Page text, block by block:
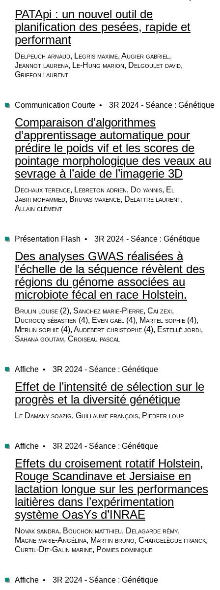
PATApi : un nouvel outil de
planification des pesées, rapide et
performant
Delpeuch arnaud, Legris maxime, Augier gabriel,
Jeannot laurena, Le-Hung marion, Delgoulet david,
Griffon laurent
Communication Courte • 3R 2024 - Séance : Génétique
Comparaison d’algorithmes
d’apprentissage automatique pour
prédire le poids vif et les scores de
pointage morphologique des veaux au
sevrage à l’aide de l’imagerie 3D
Dechaux terence, Lebreton adrien, Do yannis, El
Jabri mohammed, Bruyas maxence, Delattre laurent,
Allain clément
Présentation Flash • 3R 2024 - Séance : Génétique
Des analyses GWAS réalisées à
l’échelle de la séquence révèlent des
régions du génome associées au
microbiote fécal en race Holstein.
Brulin louise (2), Sanchez marie-Pierre, Cai zexi,
Ducrocq sébastien (4), Even gaël (4), Martel sophie (4),
Merlin sophie (4), Audebert christophe (4), Estellé jordi,
Sahana goutam, Croiseau pascal
Affiche • 3R 2024 - Séance : Génétique
Effet de l’intensité de sélection sur le
progrès et la diversité génétique
Le Damany soazig, Guillaume françois, Piedfer loup
Affiche • 3R 2024 - Séance : Génétique
Effets du croisement rotatif Holstein,
Rouge Scandinave et Jersiaise en
lactation longue sur les performances
laitières dans l’expérimentation
système OasYs d’INRAE
Novak sandra, Bouchon matthieu, Delagarde rémy,
Magne marie-Angélina, Martin bruno, Chargelègue franck,
Curtil-Dit-Galin marine, Pomies dominique
Affiche • 3R 2024 - Séance : Génétique